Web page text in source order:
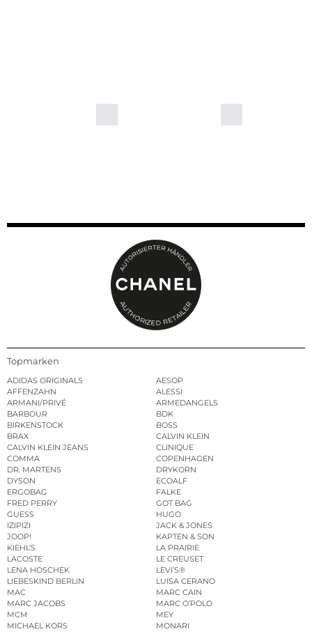
Topmarken
ADIDAS ORIGINALS
AESOP
AFFENZAHN
ALESSI
ARMANI/PRIVÉ
ARMEDANGELS
BARBOUR
BDK
BIRKENSTOCK
BOSS
BRAX
CALVIN KLEIN
CALVIN KLEIN JEANS
CLINIQUE
COMMA
COPENHAGEN
DR. MARTENS
DRYKORN
DYSON
ECOALF
ERGOBAG
FALKE
FRED PERRY
GOT BAG
GUESS
HUGO
IZIPIZI
JACK & JONES
JOOP!
KAPTEN & SON
KIEHL’S
LA PRAIRIE
LACOSTE
LE CREUSET
LENA HOSCHEK
LEVI’S®
LIEBESKIND BERLIN
LUISA CERANO
MAC
MARC CAIN
MARC JACOBS
MARC O’POLO
MCM
MEY
MICHAEL KORS
MONARI